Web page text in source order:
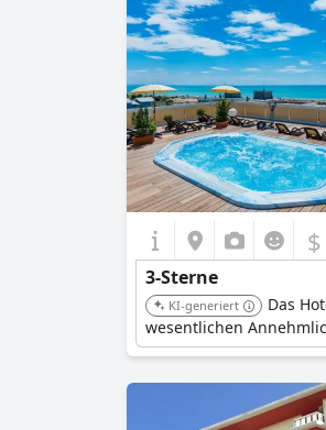
$
3-Sterne
KI-generiert
Das
wesentlichen